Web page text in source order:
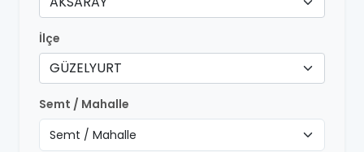
İlçe
GÜZELYURT
Semt / Mahalle